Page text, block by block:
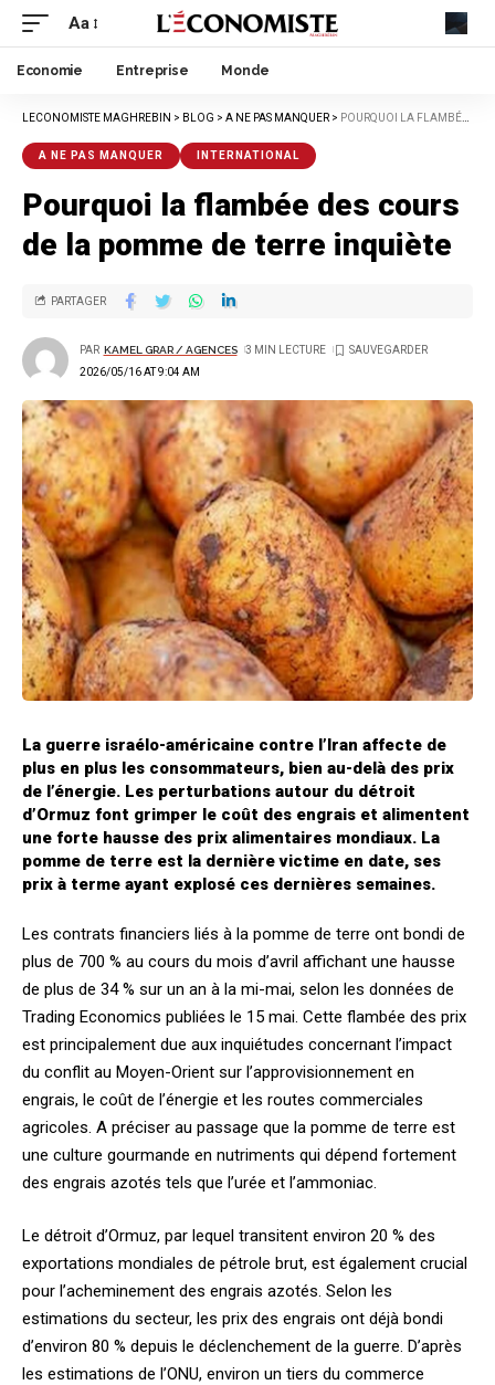
Aa
Economie Entreprise Monde
LECONOMISTE MAGHREBIN > BLOG > A NE PAS MANQUER > POURQUOI LA FLAMBÉE DES COURS DE LA POMME DE TERRE INQUIÈTE
A NE PAS MANQUER INTERNATIONAL
Pourquoi la flambée des cours
de la pomme de terre inquiète
2026/05/16 AT 9:04 AM
PAR KAMEL GRAR / AGENCES 3 MIN LECTURE
PARTAGER
La guerre israélo-américaine contre l’Iran affecte de
plus en plus les consommateurs, bien au-delà des prix
de l’énergie. Les perturbations autour du détroit
d’Ormuz font grimper le coût des engrais et alimentent
une forte hausse des prix alimentaires mondiaux. La
pomme de terre est la dernière victime en date, ses
prix à terme ayant explosé ces dernières semaines.
Les contrats financiers liés à la pomme de terre ont bondi de
plus de 700 % au cours du mois d’avril affichant une hausse
de plus de 34 % sur un an à la mi-mai, selon les données de
Trading Economics publiées le 15 mai. Cette flambée des prix
est principalement due aux inquiétudes concernant l’impact
du conflit au Moyen-Orient sur l’approvisionnement en
engrais, le coût de l’énergie et les routes commerciales
agricoles. A préciser au passage que la pomme de terre est
une culture gourmande en nutriments qui dépend fortement
des engrais azotés tels que l’urée et l’ammoniac.
Le détroit d’Ormuz, par lequel transitent environ 20 % des
exportations mondiales de pétrole brut, est également crucial
pour l’acheminement des engrais azotés. Selon les
estimations du secteur, les prix des engrais ont déjà bondi
d’environ 80 % depuis le déclenchement de la guerre. D’après
les estimations de l’ONU, environ un tiers du commerce